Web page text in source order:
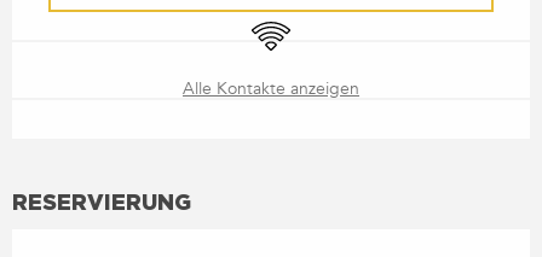
Wi-Fi
Alle Kontakte anzeigen
RESERVIERUNG